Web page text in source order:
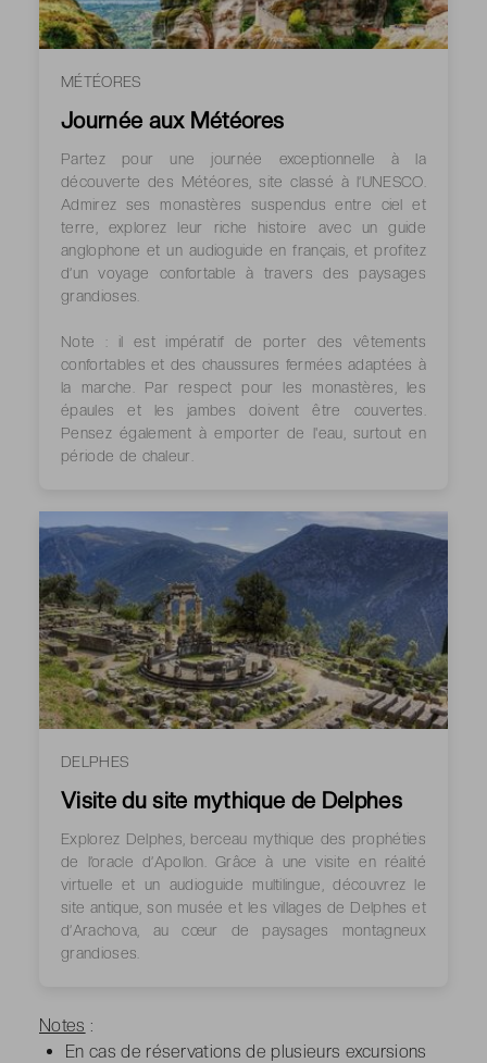
MÉTÉORES
Journée aux Météores
Partez pour une journée exceptionnelle à la
découverte des Météores, site classé à l’UNESCO.
Admirez ses monastères suspendus entre ciel et
terre, explorez leur riche histoire avec un guide
anglophone et un audioguide en français, et profitez
d’un voyage confortable à travers des paysages
grandioses.
Note : il est impératif de porter des vêtements
confortables et des chaussures fermées adaptées à
la marche. Par respect pour les monastères, les
épaules et les jambes doivent être couvertes.
Pensez également à emporter de l'eau, surtout en
période de chaleur.
DELPHES
Visite du site mythique de Delphes
Explorez Delphes, berceau mythique des prophéties
de l’oracle d’Apollon. Grâce à une visite en réalité
virtuelle et un audioguide multilingue, découvrez le
site antique, son musée et les villages de Delphes et
d’Arachova, au cœur de paysages montagneux
grandioses.
Notes :
En cas de réservations de plusieurs excursions